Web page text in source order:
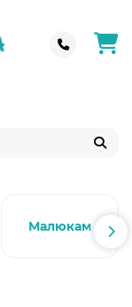
Малюкам